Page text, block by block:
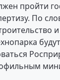
пройти
По
будут